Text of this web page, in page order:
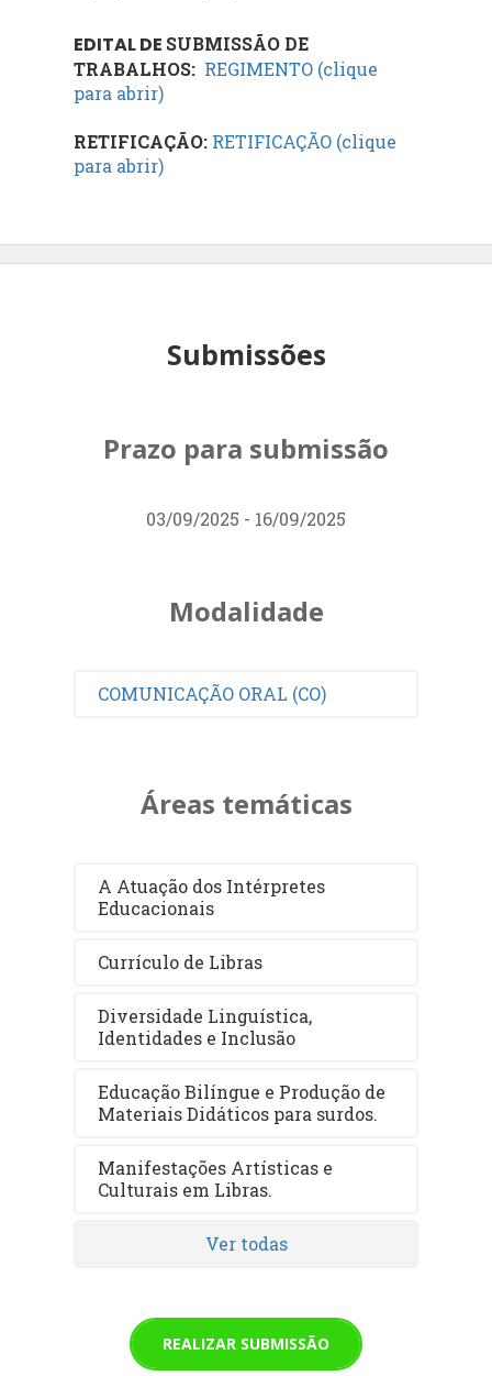
EDITAL DE SUBMISSÃO DE
TRABALHOS: REGIMENTO (clique
para abrir)
RETIFICAÇÃO: RETIFICAÇÃO (clique
para abrir)
Submissões
Prazo para submissão
03/09/2025 - 16/09/2025
Modalidade
COMUNICAÇÃO ORAL (CO)
Áreas temáticas
A Atuação dos Intérpretes
Educacionais
Currículo de Libras
Diversidade Linguística,
Identidades e Inclusão
Educação Bilíngue e Produção de
Materiais Didáticos para surdos.
Manifestações Artísticas e
Culturais em Libras.
Ver todas
REALIZAR SUBMISSÃO